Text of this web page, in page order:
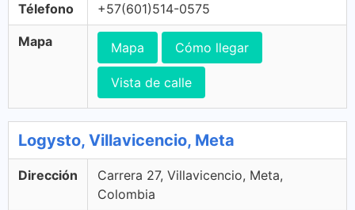
Télefono +57(601)514-0575
Mapa Mapa Cómo llegar
Vista de calle
Logysto, Villavicencio, Meta
Dirección
Carrera 27, Villavicencio, Meta,
Colombia